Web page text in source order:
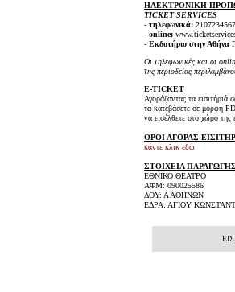
ΗΛΕΚΤΡΟΝΙΚΗ
TICKET SERVICES
- τηλεφωνικά: 2107234567
- online:
- Εκδοτήριο στην Αθήνα
Οι τηλεφωνικές και οι
της περιοδείας
E-TICKET
Αγοράζοντας τα εισιτήριά
τα κατεβάσετε σε μορφή
να εισέλθετε στο χώρο της
ΟΡΟΙ ΑΓΟΡΑΣ
κάντε κλικ εδώ
ΣΤΟΙΧΕΙΑ ΠΑΡΑΓΩΓΗΣ
ΕΘΝΙΚΟ ΘΕΑΤΡΟ
ΑΦΜ: 090025586
ΔΟΥ: Α ΑΘΗΝΩΝ
ΕΔΡΑ: ΑΓΙΟΥ